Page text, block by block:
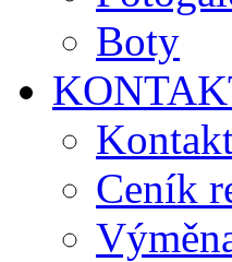
Boty
Ceník